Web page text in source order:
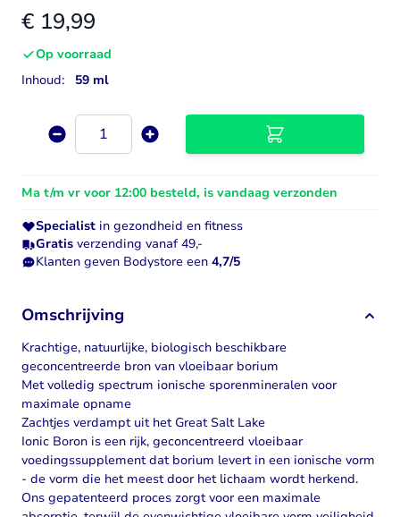
€ 19,99
Op voorraad
Inhoud:
59 ml
Aantal
Ma t/m vr voor 12:00 besteld, is vandaag verzonden
Specialist in gezondheid en fitness
Gratis verzending vanaf 49,-
Klanten geven Bodystore een 4,7/5
Omschrijving
Krachtige, natuurlijke, biologisch beschikbare
geconcentreerde bron van vloeibaar borium
Met volledig spectrum ionische sporenmineralen voor
maximale opname
Zachtjes verdampt uit het Great Salt Lake
Ionic Boron is een rijk, geconcentreerd vloeibaar
voedingssupplement dat borium levert in een ionische vorm
- de vorm die het meest door het lichaam wordt herkend.
Ons gepatenteerd proces zorgt voor een maximale